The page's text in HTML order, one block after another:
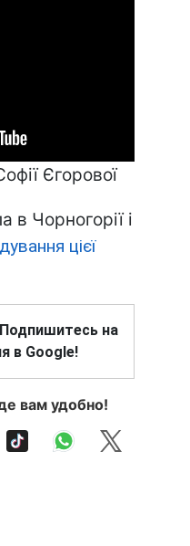
Єгорової
в Чорногорії і
цієї
на
в Google!
вам удобно!